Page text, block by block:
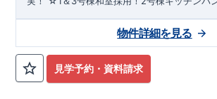
見学予約・資料請求
物件詳細を見る